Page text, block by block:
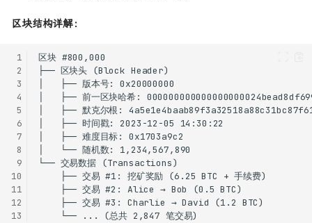
区块结构详解：
1
2
3
4
5
6
7
8
9
10
11
12
13